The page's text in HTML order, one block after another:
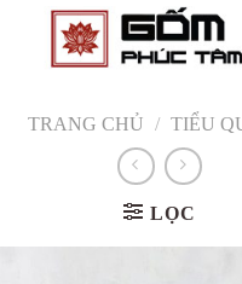
TRANG CHỦ / TIỂU
LỌC